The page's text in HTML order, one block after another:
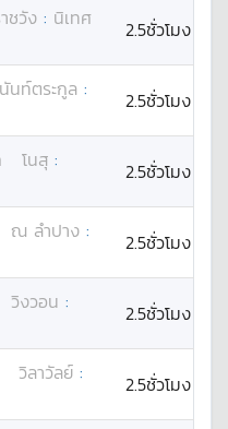
ชวัง : นิเทศ
2.5ชั่วโมง
นันท์ตระกูล :
2.5ชั่วโมง
โนสุ :
2.5ชั่วโมง
ณ ลำปาง :
2.5ชั่วโมง
วิงวอน :
2.5ชั่วโมง
วิลาวัลย์ :
2.5ชั่วโมง